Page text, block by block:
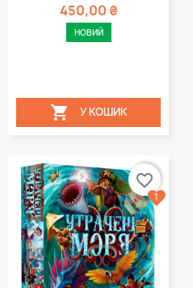
450,00 ₴
НОВИЙ
 У КОШИК
favorite_border
1